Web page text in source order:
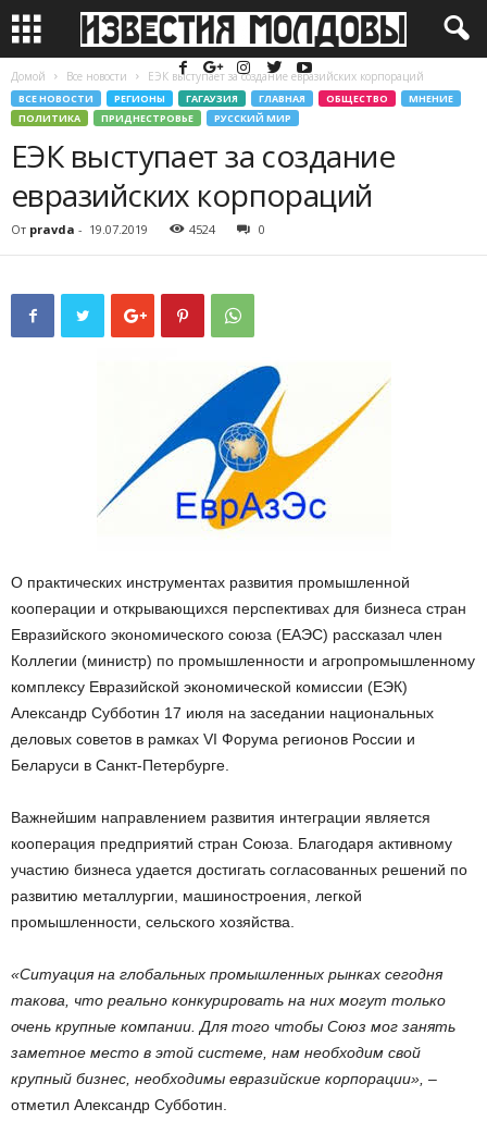
Домой Все новости ЕЭК выступает за создание евразийских корпораций
ВСЕ НОВОСТИ РЕГИОНЫ ГАГАУЗИЯ ГЛАВНАЯ ОБЩЕСТВО
МНЕНИЕ
ПОЛИТИКА
ПРИДНЕСТРОВЬЕ РУССКИЙ МИР
ЕЭК выступает за создание
евразийских корпораций
От pravda - 19.07.2019 4524 0
О практических инструментах развития промышленной
кооперации и открывающихся перспективах для бизнеса стран
Евразийского экономического союза (ЕАЭС) рассказал член
Коллегии (министр) по промышленности и агропромышленному
комплексу Евразийской экономической комиссии (ЕЭК)
Александр Субботин 17 июля на заседании национальных
деловых советов в рамках VI Форума регионов России и
Беларуси в Санкт-Петербурге.
Важнейшим направлением развития интеграции является
кооперация предприятий стран Союза. Благодаря активному
участию бизнеса удается достигать согласованных решений по
развитию металлургии, машиностроения, легкой
промышленности, сельского хозяйства.
«Ситуация на глобальных промышленных рынках сегодня
такова, что реально конкурировать на них могут только
очень крупные компании. Для того чтобы Союз мог занять
заметное место в этой системе, нам необходим свой
крупный бизнес, необходимы евразийские корпорации», –
отметил Александр Субботин.